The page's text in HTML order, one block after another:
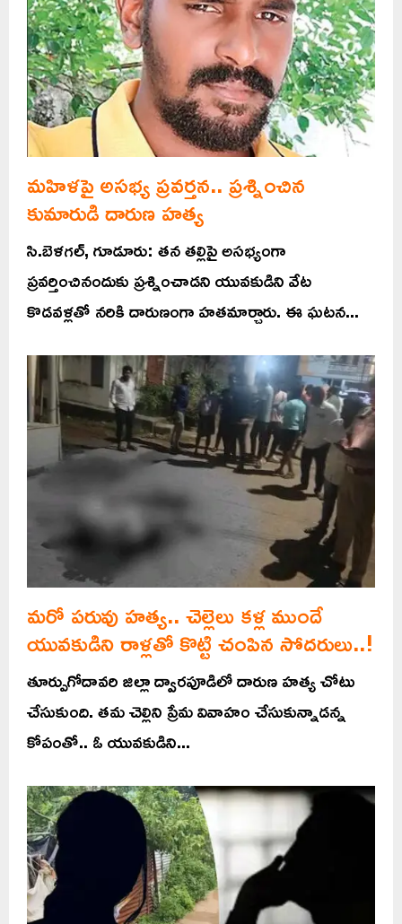
మహిళపై అసభ్య ప్రవర్తన.. ప్రశ్నించిన
కుమారుడి దారుణ హత్య
సి.బెళగల్, గూడూరు: తన తల్లిపై అసభ్యంగా
ప్రవర్తించినందుకు ప్రశ్నించాడని యువకుడిని వేట
కొడవళ్లతో నరికి దారుణంగా హతమార్చారు. ఈ ఘటన...
మరో పరువు హత్య.. చెల్లెలు కళ్ల ముందే
యువకుడిని రాళ్లతో కొట్టి చంపిన సోదరులు..!
తూర్పుగోదావరి జిల్లా ద్వారపూడిలో దారుణ హత్య చోటు
చేసుకుంది. తమ చెల్లిని ప్రేమ వివాహం చేసుకున్నాడన్న
కోపంతో.. ఓ యువకుడిని...